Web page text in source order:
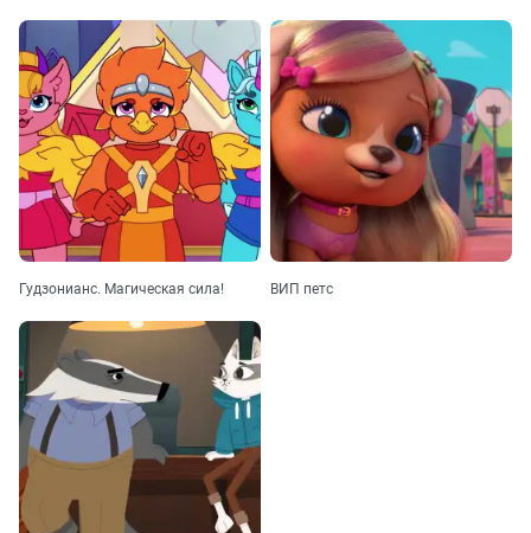
Гудзонианс. Магическая сила! ВИП петс